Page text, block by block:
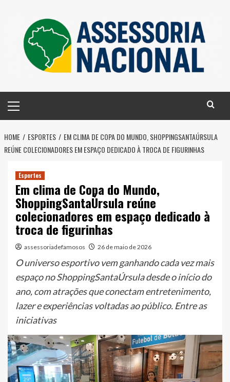
content
Menu
HOME ESPORTES
EM CLIMA DE COPA DO MUNDO, SHOPPINGSANTAÚRSULA
REÚNE COLECIONADORES EM ESPAÇO DEDICADO À TROCA DE FIGURINHAS
Esportes
Em clima de Copa do Mundo,
ShoppingSantaÚrsula reúne
colecionadores em espaço dedicado à
troca de figurinhas
assessoriadefamosos 26 de maio de 2026
O universo esportivo vem ganhando cada vez mais
espaço no ShoppingSantaÚrsula desde o início do
ano, com atrações que conectam entretenimento,
lazer e experiências voltadas ao público. Entre as
iniciativas